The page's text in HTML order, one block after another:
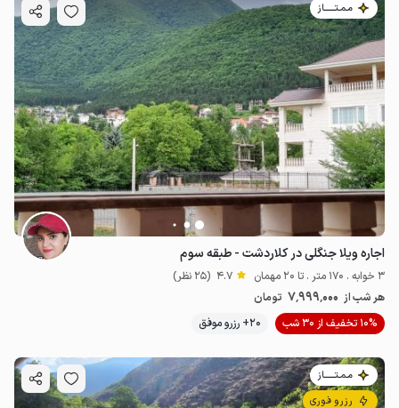
مـمـتــــــاز
اجاره ویلا جنگلی در کلاردشت - طبقه سوم
3 خوابه . 170 متر . تا 20 مهمان 4.7 (25 نظر)
هر شب از 7٬999٬000 تومان
10% تخفیف از 30 شب
20+ رزرو موفق
مـمـتــــــاز
رزرو فوری